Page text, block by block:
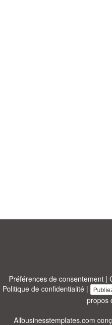
Préférences de consentement|
Politique de confidentialité|
propos
Allbusinesstemplates.com